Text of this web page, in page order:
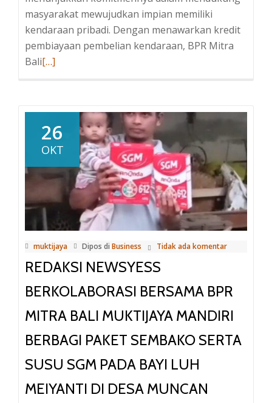
masyarakat mewujudkan impian memiliki
kendaraan pribadi. Dengan menawarkan kredit
pembiayaan pembelian kendaraan, BPR Mitra
BaliBaca
BPR
Mitra
Bali
Muktijaya
Mandiri
Hadirkan
Kredit
Pembiayaan
Kendaraan
dengan
Suku
Bunga
Bersaing
[…]
26
OKT
muktijaya Dipos di Business Tidak ada komentar
REDAKSI NEWSYESS
BERKOLABORASI BERSAMA BPR
MITRA BALI MUKTIJAYA MANDIRI
BERBAGI PAKET SEMBAKO SERTA
SUSU SGM PADA BAYI LUH
MEIYANTI DI DESA MUNCAN